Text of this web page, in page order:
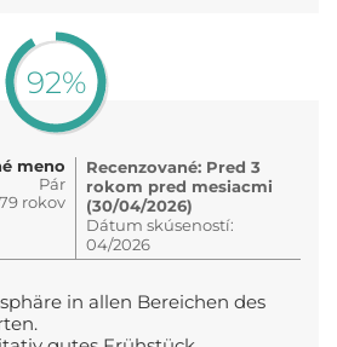
92%
meno
Pár
rokov
Recenzované: Pred 3
rokom pred mesiacmi
(30/04/2026)
Dátum skúseností:
04/2026
in allen Bereichen des